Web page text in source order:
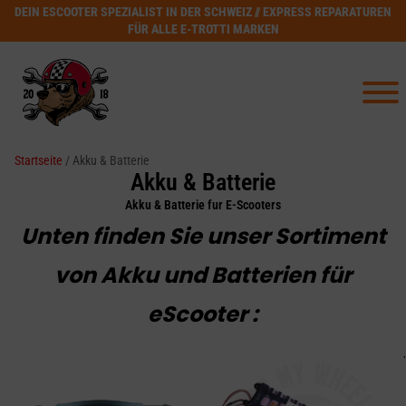
DEIN ESCOOTER SPEZIALIST IN DER SCHWEIZ // EXPRESS REPARATUREN
FÜR ALLE E-TROTTI MARKEN
Startseite / Akku & Batterie
Akku & Batterie
Akku & Batterie fur E-Scooters
Unten finden Sie unser Sortiment
von Akku und Batterien für
eScooter :